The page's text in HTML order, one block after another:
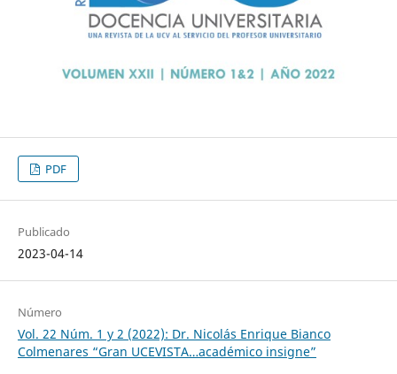
PDF
Publicado
2023-04-14
Número
Vol. 22 Núm. 1 y 2 (2022): Dr. Nicolás Enrique Bianco
Colmenares “Gran UCEVISTA…académico insigne”